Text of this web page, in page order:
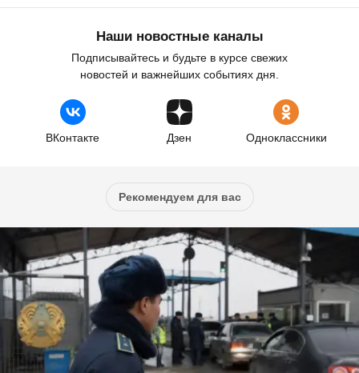
Наши новостные каналы
Подписывайтесь и будьте в курсе свежих
новостей и важнейших событиях дня.
ВКонтакте Дзен Одноклассники
Рекомендуем для вас